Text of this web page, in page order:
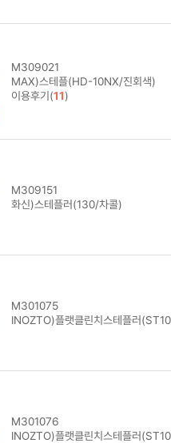
M309021
MAX)스테플(HD-10NX/진회색)
이용후기(11)
M309151
화신)스테플러(130/차콜)
M301075
INOZTO)플랫클린치스테플러
M301076
INOZTO)플랫클린치스테플러